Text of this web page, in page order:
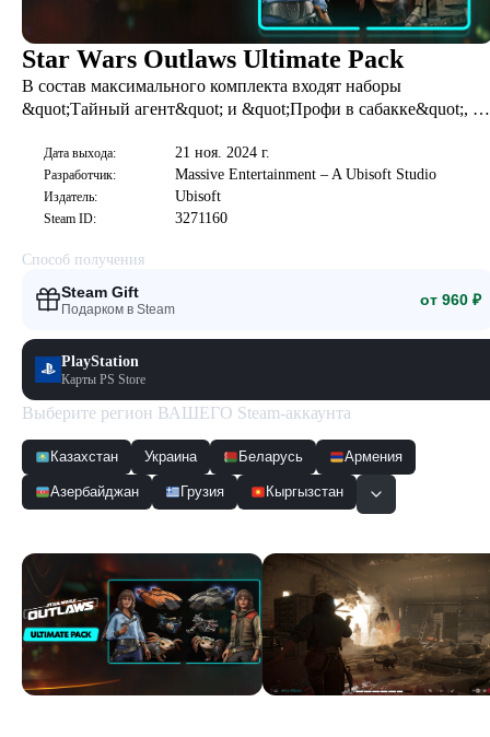
Star Wars Outlaws Ultimate Pack
В состав максимального комплекта входят наборы
&quot;Тайный агент&quot; и &quot;Профи в сабакке&quot;, а
Дата выхода: 21 ноя. 2024 г.
Разработчик: Massive Entertainment – A Ubisoft Studio
Издатель: Ubisoft
Steam ID: 3271160
Способ получения
Steam Gift
Подарком в Steam
от 960 ₽
PlayStation
Карты PS Store
Выберите регион ВАШЕГО Steam-аккаунта
Казахстан Украина Беларусь Армения
Азербайджан Грузия Кыргызстан